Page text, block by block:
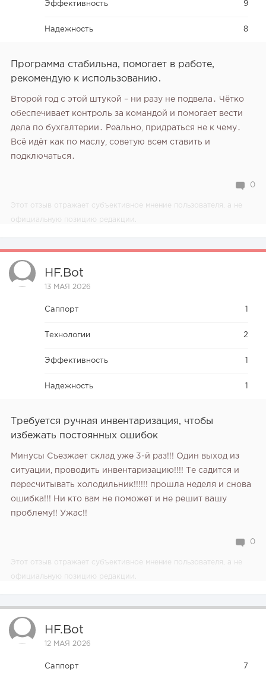
Эффективность 9
Надежность 8
Программа стабильна‚ помогает в работе‚
рекомендую к использованию․
Второй год с этой штукой – ни разу не подвела․ Чётко
обеспечивает контроль за командой и помогает вести
дела по бухгалтерии․ Реально‚ придраться не к чему․
Всё идёт как по маслу‚ советую всем ставить и
подключаться․
0
Этот отзыв отражает субъективное мнение пользователя, а не
официальную позицию редакции.
HF.bot
13 МАЯ 2026
Саппорт
Технологии 2
Эффективность
Надежность
Требуется ручная инвентаризация‚ чтобы
избежать постоянных ошибок
Минусы Съезжает склад уже 3-й раз!!! Один выход из
ситуации, проводить инвентаризацию!!!! Те садится и
пересчитывать холодильник!!!!!! прошла неделя и снова
ошибка!!! Ни кто вам не поможет и не решит вашу
проблему!! Ужас!!
0
Этот отзыв отражает субъективное мнение пользователя, а не
официальную позицию редакции.
HF.bot
12 МАЯ 2026
Саппорт 7